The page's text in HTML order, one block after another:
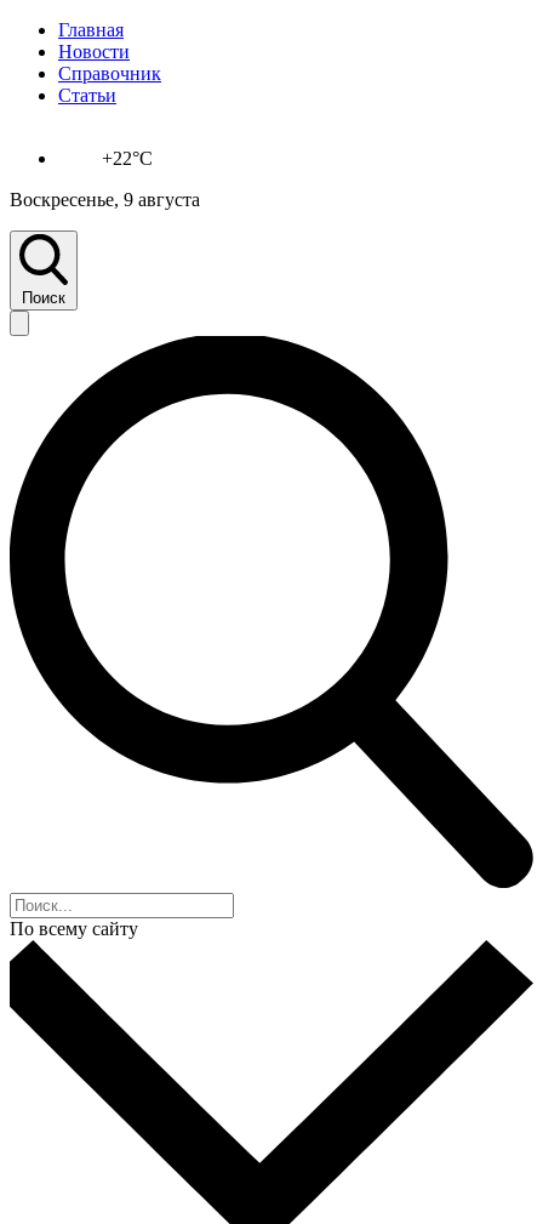
Главная
Новости
Справочник
Статьи
+22°C
Воскресенье, 9 августа
Поиск
По всему сайту